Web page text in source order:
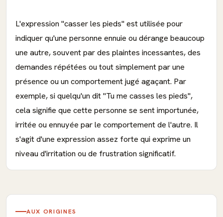
L'expression "casser les pieds" est utilisée pour
indiquer qu'une personne ennuie ou dérange beaucoup
une autre, souvent par des plaintes incessantes, des
demandes répétées ou tout simplement par une
présence ou un comportement jugé agaçant. Par
exemple, si quelqu'un dit "Tu me casses les pieds",
cela signifie que cette personne se sent importunée,
irritée ou ennuyée par le comportement de l'autre. Il
s'agit d'une expression assez forte qui exprime un
niveau d'irritation ou de frustration significatif.
AUX ORIGINES